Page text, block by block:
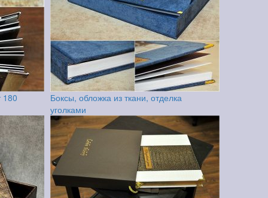
180
Боксы, обложка из ткани, отделка
уголками